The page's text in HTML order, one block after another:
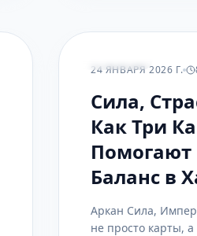
24 ЯНВАРЯ 2026 Г.
Сила,
Как Три
Помогают
Баланс в
Аркан Сила,
не просто карты,